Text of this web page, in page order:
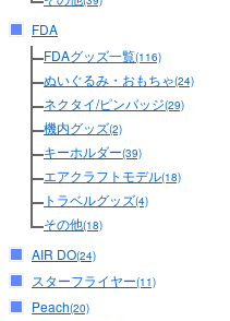
FDA
FDAグッズ一覧(116)
ぬいぐるみ・おもちゃ(24)
ネクタイ/ピンバッジ(29)
機内グッズ(2)
キーホルダー(39)
エアクラフトモデル(18)
トラベルグッズ(4)
その他(18)
AIR DO(24)
スターフライヤー(11)
Peach(20)